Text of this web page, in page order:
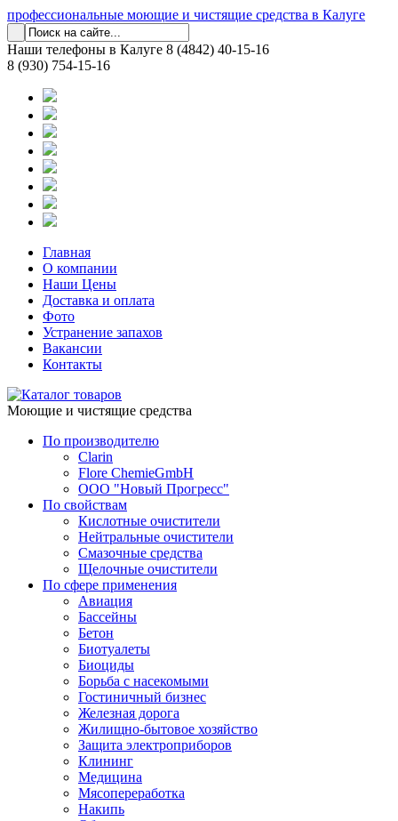
профессиональные моющие и чистящие средства в Калуге
Наши телефоны в Калуге 8 (4842) 40-15-16
8 (930) 754-15-16
Главная
О компании
Наши Цены
Доставка и оплата
Фото
Устранение запахов
Вакансии
Контакты
Моющие и чистящие средства
По производителю
Clarin
Flore ChemieGmbH
ООО "Новый Прогресс"
По свойствам
Кислотные очистители
Нейтральные очистители
Смазочные средства
Щелочные очистители
По сфере применения
Авиация
Бассейны
Бетон
Биотуалеты
Биоциды
Борьба с насекомыми
Гостиничный бизнес
Железная дорога
Жилищно-бытовое хозяйство
Защита электроприборов
Клининг
Медицина
Мясопереработка
Накипь